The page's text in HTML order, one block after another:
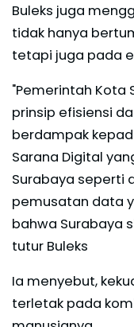
Buleks juga
tidak hanya
tetapi juga pada
"Pemerintah Kota
prinsip efisiensi
berdampak
Sarana Digital
Surabaya seperti
pemusatan data
bahwa Surabaya
tutur Buleks
Ia menyebut,
terletak pada